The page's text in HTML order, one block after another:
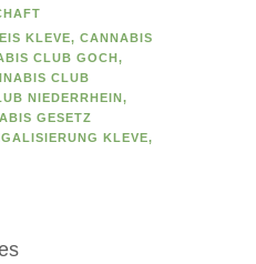
KLEVE, CANNABIS
CLUB GOCH ,
CLUB
NIEDERRHEIN ,
GESETZ
KLEVE,